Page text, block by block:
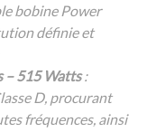
bobine Power
définie et
– 515 Watts:
D, procurant
fréquences, ainsi